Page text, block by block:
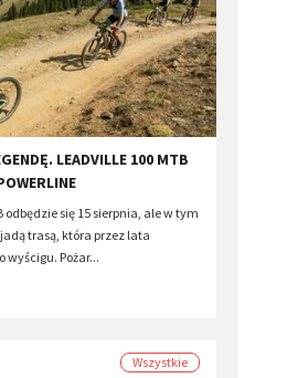
LEADVILLE 100 MTB
odbędzie się 15 sierpnia, ale w tym
trasą, która przez lata
wyścigu. Pożar...
Wszystkie